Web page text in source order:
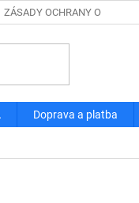
ZÁSADY OCHRANY
Doprava a platba